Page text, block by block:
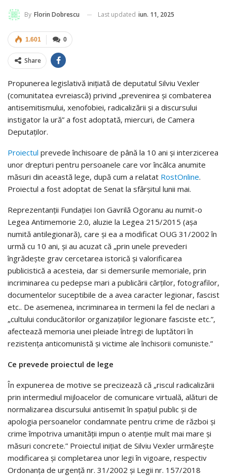
By Florin Dobrescu Last updated iun. 11, 2025
0
1.601
Share
Propunerea legislativă inițiată de deputatul Silviu Vexler
(comunitatea evreiască) privind „prevenirea şi combaterea
antisemitismului, xenofobiei, radicalizării şi a discursului
instigator la ură” a fost adoptată, miercuri, de Camera
Deputaților.
Proiectul prevede închisoare de până la 10 ani și interzicerea
unor drepturi pentru persoanele care vor încălca anumite
măsuri din această lege, după cum a relatat RostOnline.
Proiectul a fost adoptat de Senat la sfârșitul lunii mai.
Reprezentanții Fundației Ion Gavrilă Ogoranu au numit-o
Legea Antimemorie 2.0, aluzie la Legea 215/2015 (așa
numită antilegionară), care și ea a modificat OUG 31/2002 în
urmă cu 10 ani, și au acuzat că „prin unele prevederi
îngrădește grav cercetarea istorică și valorificarea
publicistică a acesteia, dar si demersurile memoriale, prin
incriminarea cu pedepse mari a publicării cărților, fotografilor,
documentelor suceptibile de a avea caracter legionar, fascist
etc.. De asemenea, incriminarea in termeni la fel de neclari a
„cultului conducătorilor organizațiilor legionare fasciste etc.”,
afectează memoria unei pleiade întregi de luptători în
rezistența anticomunistă și victime ale închisorii comuniste.”
Ce prevede proiectul de lege
În expunerea de motive se precizează că „riscul radicalizării
prin intermediul mijloacelor de comunicare virtuală, alături de
normalizarea discursului antisemit în spaţiul public şi de
apologia persoanelor condamnate pentru crime de război şi
crime împotriva umanităţii impun o atenţie mult mai mare şi
măsuri concrete.” Proiectul inițiat de Silviu Vexler urmărește
modificarea și completarea unor legi în vigoare, respectiv
Ordonanța de urgență nr. 31/2002 și Legii nr. 157/2018